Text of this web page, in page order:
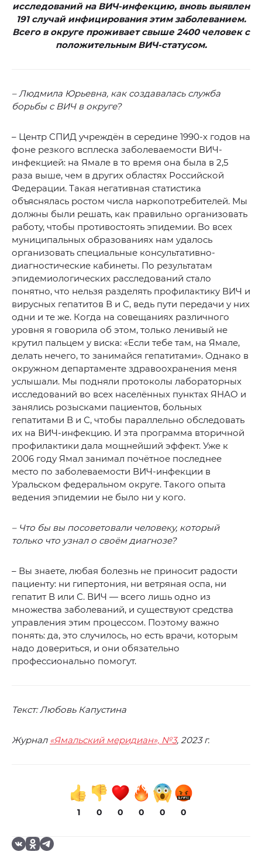
исследований на ВИЧ-инфекцию, вновь выявлен
191 случай инфицирования этим заболеванием.
Всего в округе проживает свыше 2400 человек с
положительным ВИЧ-статусом.
– Людмила Юрьевна, как создавалась служба
борьбы с ВИЧ в округе?
– Центр СПИД учреждён в середине 1990-х годов на
фоне резкого всплеска заболеваемости ВИЧ-
инфекцией: на Ямале в то время она была в 2,5
раза выше, чем в других областях Российской
Федерации. Такая негативная статистика
объяснялась ростом числа наркопотребителей. Мы
должны были решать, как правильно организовать
работу, чтобы противостоять эпидемии. Во всех
муниципальных образованиях нам удалось
организовать специальные консультативно-
диагностические кабинеты. По результатам
эпидемиологических расследований стало
понятно, что нельзя разделять профилактику ВИЧ и
вирусных гепатитов В и С, ведь пути передачи у них
одни и те же. Когда на совещаниях различного
уровня я говорила об этом, только ленивый не
крутил пальцем у виска: «Если тебе там, на Ямале,
делать нечего, то занимайся гепатитами». Однако в
окружном департаменте здравоохранения меня
услышали. Мы подняли протоколы лабораторных
исследований во всех населённых пунктах ЯНАО и
занялись розысками пациентов, больных
гепатитами В и С, чтобы параллельно обследовать
их на ВИЧ-инфекцию. И эта программа вторичной
профилактики дала мощнейший эффект. Уже к
2006 году Ямал занимал почётное последнее
место по заболеваемости ВИЧ-инфекции в
Уральском федеральном округе. Такого опыта
ведения эпидемии не было ни у кого.
– Что бы вы посоветовали человеку, который
только что узнал о своём диагнозе?
– Вы знаете, любая болезнь не приносит радости
пациенту: ни гипертония, ни ветряная оспа, ни
гепатит В или С. ВИЧ — всего лишь одно из
множества заболеваний, и существуют средства
управления этим процессом. Поэтому важно
понять: да, это случилось, но есть врачи, которым
надо довериться, и они обязательно
профессионально помогут.
Текст: Любовь Капустина
Журнал «Ямальский меридиан», №3, 2023 г.
1 0 0 0 0 0